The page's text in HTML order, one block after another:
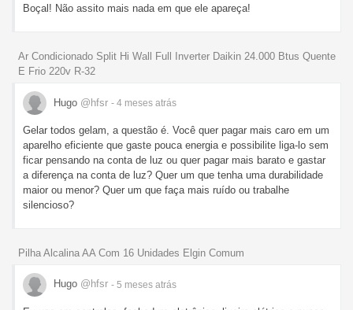
Boçal! Não assito mais nada em que ele apareça!
Ar Condicionado Split Hi Wall Full Inverter Daikin 24.000 Btus Quente
E Frio 220v R-32
Hugo @hfsr - 4 meses atrás
Gelar todos gelam, a questão é. Você quer pagar mais caro em um
aparelho eficiente que gaste pouca energia e possibilite liga-lo sem
ficar pensando na conta de luz ou quer pagar mais barato e gastar
a diferença na conta de luz? Quer um que tenha uma durabilidade
maior ou menor? Quer um que faça mais ruído ou trabalhe
silencioso?
Pilha Alcalina AA Com 16 Unidades Elgin Comum
Hugo @hfsr - 5 meses atrás